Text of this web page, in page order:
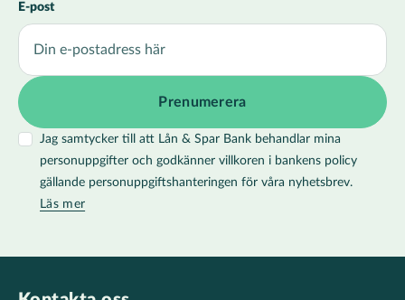
E-post
Jag samtycker till att Lån & Spar Bank behandlar mina
personuppgifter och godkänner villkoren i bankens policy
gällande personuppgiftshanteringen för våra nyhetsbrev.
Läs mer